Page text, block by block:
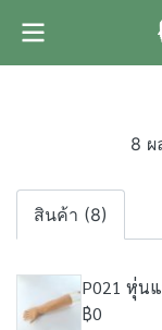
8 ผ
สินค้า (8)
P021 หุ่นแ
฿0